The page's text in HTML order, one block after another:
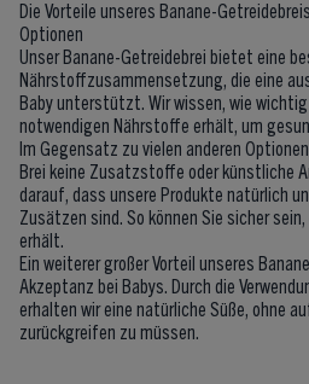
Die Vorteile unseres Banane-
Optionen
Unser Banane-Getreidebrei bietet eine
Nährstoffzusammensetzung, die eine
Baby unterstützt. Wir wissen, wie
notwendigen Nährstoffe erhält, um
Im Gegensatz zu vielen anderen
Brei keine Zusatzstoffe oder künstliche
darauf, dass unsere Produkte natürlich
Zusätzen sind. So können Sie sicher
erhält.
Ein weiterer großer Vorteil unseres
Akzeptanz bei Babys. Durch die
erhalten wir eine natürliche Süße, ohne
zurückgreifen zu müssen.